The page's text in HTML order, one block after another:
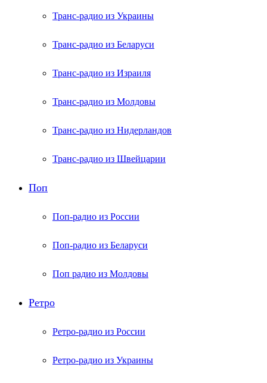
Транс-радио из Украины
Транс-радио из Беларуси
Транс-радио из Израиля
Транс-радио из Молдовы
Транс-радио из Нидерландов
Транс-радио из Швейцарии
Поп
Поп-радио из России
Поп-радио из Беларуси
Поп радио из Молдовы
Ретро
Ретро-радио из России
Ретро-радио из Украины